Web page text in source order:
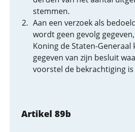
stemmen.
Aan een verzoek als
wordt geen gevolg
Koning de Staten-Generaal
gegeven van zijn besluit
voorstel de bekrachtiging
Artikel 89b